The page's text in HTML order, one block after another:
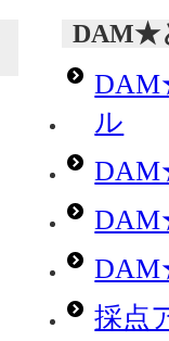
DAM★
ル
採点